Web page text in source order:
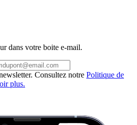
dans votre boite e-mail.
Consultez notre Politique de
plus.